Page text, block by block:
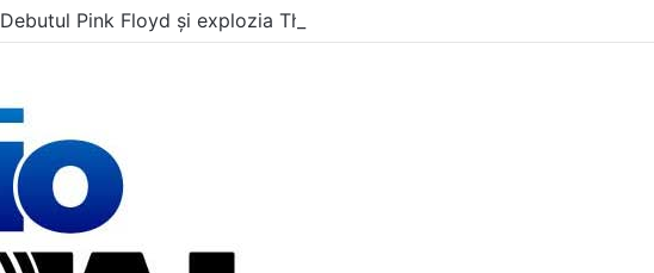
Debutul Pink Floyd și explozia The Kinks